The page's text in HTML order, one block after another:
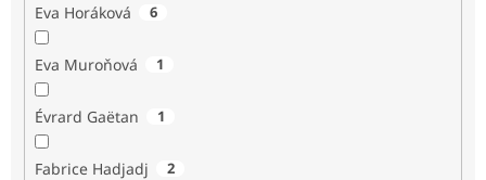
Eva Horáková 6
Eva Muroňová 1
Évrard Gaëtan 1
Fabrice Hadjadj 2